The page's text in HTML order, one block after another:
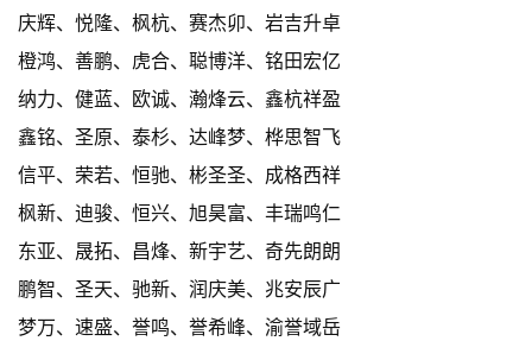
庆辉、悦隆、枫杭、赛杰卯、岩吉升卓
橙鸿、善鹏、虎合、聪博洋、铭田宏亿
纳力、健蓝、欧诚、瀚烽云、鑫杭祥盈
鑫铭、圣原、泰杉、达峰梦、桦思智飞
信平、荣若、恒驰、彬圣圣、成格西祥
枫新、迪骏、恒兴、旭昊富、丰瑞鸣仁
东亚、晟拓、昌烽、新宇艺、奇先朗朗
鹏智、圣天、驰新、润庆美、兆安辰广
梦万、速盛、誉鸣、誉希峰、渝誉域岳